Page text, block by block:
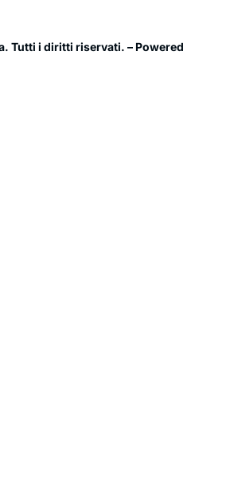
Tutti i diritti riservati. – Powered